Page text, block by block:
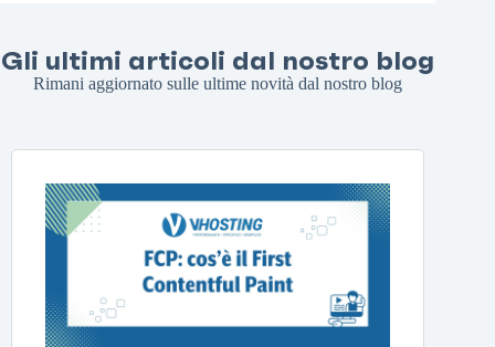
Gli ultimi articoli dal nostro blog
Rimani aggiornato sulle ultime novità dal nostro blog